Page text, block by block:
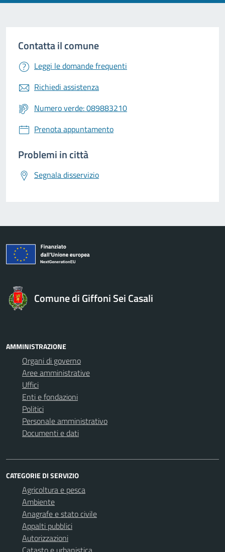
Contatta il comune
Leggi le domande frequenti
Richiedi assistenza
Numero verde: 089883210
Prenota appuntamento
Problemi in città
Segnala disservizio
Comune di Giffoni Sei Casali
AMMINISTRAZIONE
Organi di governo
Aree amministrative
Uffici
Enti e fondazioni
Politici
Personale amministrativo
Documenti e dati
CATEGORIE DI SERVIZIO
Agricoltura e pesca
Ambiente
Anagrafe e stato civile
Appalti pubblici
Autorizzazioni